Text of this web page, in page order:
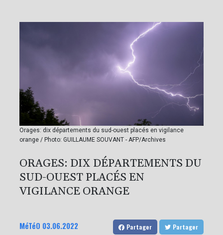
Orages: dix départements du sud-ouest placés en vigilance
orange / Photo: GUILLAUME SOUVANT - AFP/Archives
ORAGES: DIX DÉPARTEMENTS DU
SUD-OUEST PLACÉS EN
VIGILANCE ORANGE
MéTéO 03.06.2022 Partager Partager